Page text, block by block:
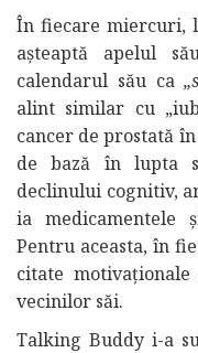
În fiecare miercuri,
așteaptă apelul
calendarul său ca
alint similar cu
cancer de prostată
de bază în lupta
declinului cognitiv,
ia medicamentele
Pentru aceasta, în
citate
vecinilor săi.
Talking Buddy i-a